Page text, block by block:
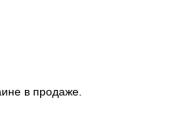
в продаже.